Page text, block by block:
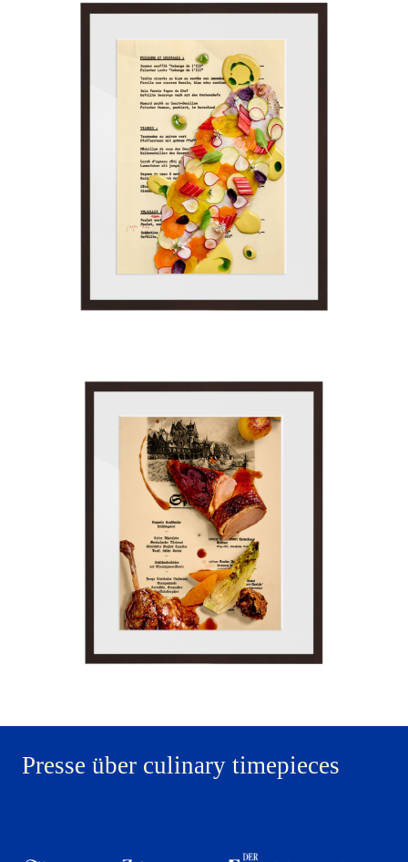
Presse über culinary timepieces